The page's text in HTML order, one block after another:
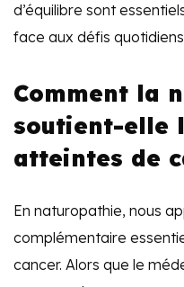
d’équilibre sont
face aux défis
Comment la
soutient-elle
atteintes de
En naturopathie, nous
complémentaire
cancer. Alors que le